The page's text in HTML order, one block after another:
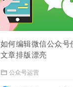
如何编辑微信公众号
文章排版漂亮
公众号运营